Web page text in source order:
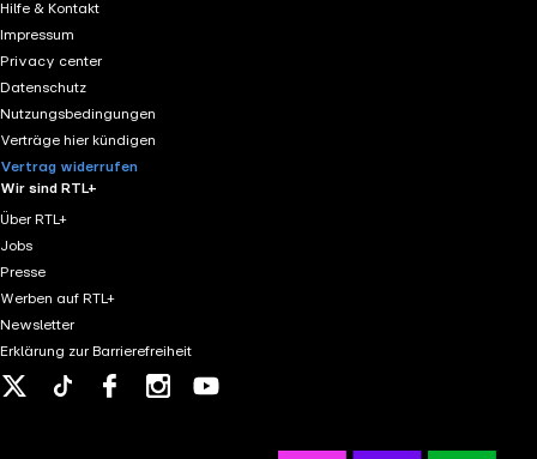
Hilfe & Kontakt
Impressum
Privacy center
Datenschutz
Nutzungsbedingungen
Verträge hier kündigen
Vertrag widerrufen
Wir sind RTL+
Über RTL+
Jobs
Presse
Werben auf RTL+
Newsletter
Erklärung zur Barrierefreiheit
Tiktok FacebookInstagram